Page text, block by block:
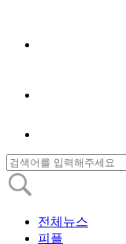
전체뉴스
피플